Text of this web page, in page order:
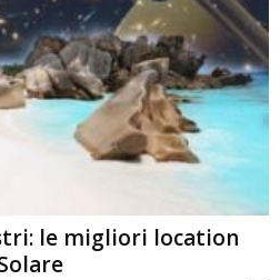
le migliori location